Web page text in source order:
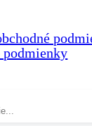
podmienky